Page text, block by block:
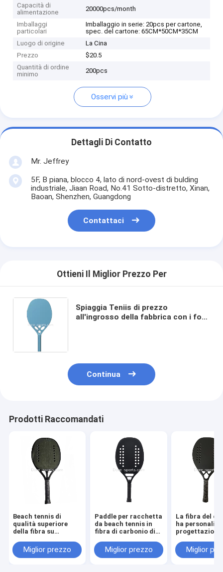
Capacità di
alimentazione
20000pcs/month
Imballaggi
particolari
Imballaggio in serie: 20pcs per cartone,
spec. del cartone: 65CM*50CM*35CM
Luogo di origine
La Cina
Prezzo
$20.5
Quantità di ordine
minimo
200pcs
Osservi più
Dettagli Di Contatto
Mr. Jeffrey
5F, B piana, blocco 4, lato di nord-ovest di bulding
industriale, Jiaan Road, No.41 Sotto-distretto, Xinan,
Baoan, Shenzhen, Guangdong
Contattaci
Ottieni Il Miglior Prezzo Per
Spiaggia Teniis di prezzo
all'ingrosso della fabbrica con i fori
Continua
Prodotti Raccomandati
Beach tennis di
qualità superiore
della fibra su
Kevlar Per la
racchetta di beach
Miglior prezzo
Paddle per racchetta
da beach tennis in
fibra di carbonio di
Racchette Logo su
ordinazione
Miglior prezzo
La fibra del
ha
progettazione
durevole di
tennis della
Miglior